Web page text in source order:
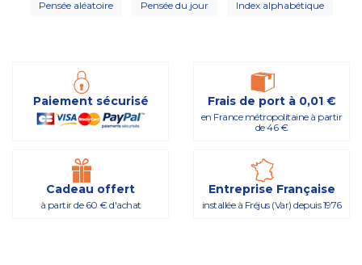
Pensée aléatoire Pensée du jour Index alphabétique
Paiement sécurisé Frais de port à 0,01 €
en France métropolitaine à partir
de 46 €
Cadeau offert
à partir de 60 € d'achat
Entreprise Française
installée à Fréjus (Var) depuis 1976